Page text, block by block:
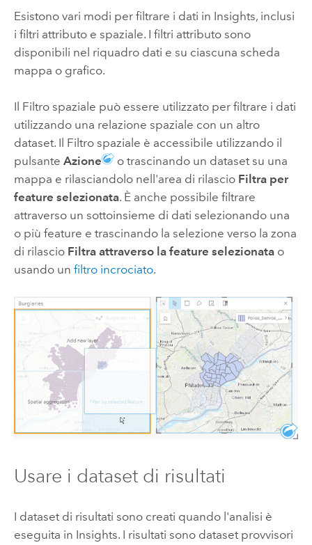
Esistono vari modi per filtrare i dati in Insights, inclusi
i filtri attributo e spaziale. I filtri attributo sono
disponibili nel riquadro dati e su ciascuna scheda
mappa o grafico.
Il Filtro spaziale può essere utilizzato per filtrare i dati
utilizzando una relazione spaziale con un altro
dataset. Il Filtro spaziale è accessibile utilizzando il
pulsante Azione
o trascinando un dataset su una
mappa e rilasciandolo nell'area di rilascio Filtra per
feature selezionata. È anche possibile filtrare
attraverso un sottoinsieme di dati selezionando una
o più feature e trascinando la selezione verso la zona
di rilascio Filtra attraverso la feature selezionatao
usando un filtro incrociato.
Usare i dataset di risultati
I dataset di risultati sono creati quando l'analisi è
eseguita in Insights. I risultati sono dataset provvisori